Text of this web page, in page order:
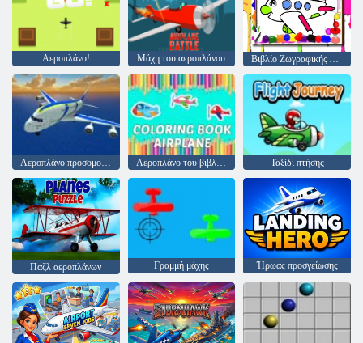
Αεροπλάνο! Μάχη του αεροπλάνου Βιβλίο Ζωγραφικής Αεροπλάνου
Αεροπλάνο προσομοιωτή πτήσης Αεροπλάνο του βιβλίου χρωμάτων Ταξίδι πτήσης
Παζλ αεροπλάνων Γραμμή μάχης Ήρωας προσγείωσης